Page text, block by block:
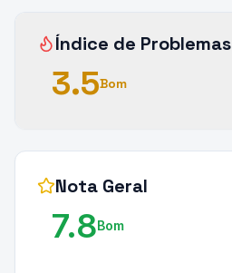
Índice de Problemas
3.5Bom
Nota Geral
7.8Bom